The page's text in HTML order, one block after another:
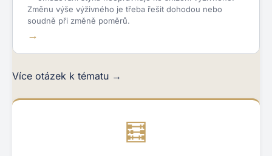
Změnu výše výživného je třeba řešit dohodou nebo
soudně při změně poměrů.
Více otázek k tématu →
🧮